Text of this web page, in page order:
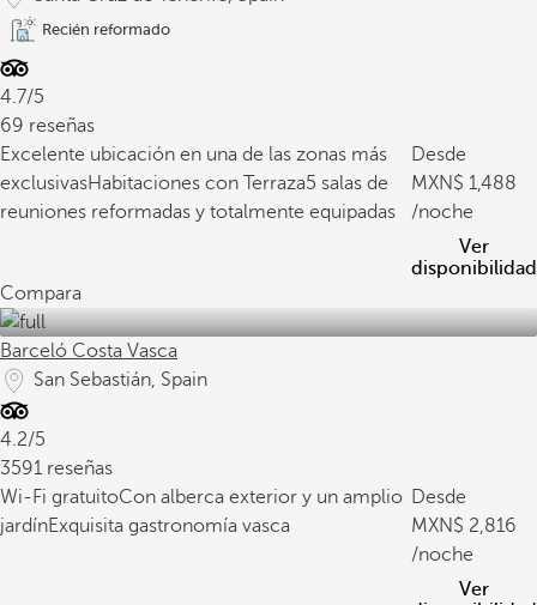
Recién reformado
4.7/5
69 reseñas
Excelente ubicación en una de las zonas más
exclusivasHabitaciones con Terraza5 salas de
reuniones reformadas y totalmente equipadas
Desde
1,488
/noche
Ver
disponibilidad
Compara
Barceló Costa Vasca
San Sebastián, Spain
4.2/5
3591 reseñas
Wi-Fi gratuitoCon alberca exterior y un amplio
jardínExquisita gastronomía vasca
Desde
2,816
/noche
Ver